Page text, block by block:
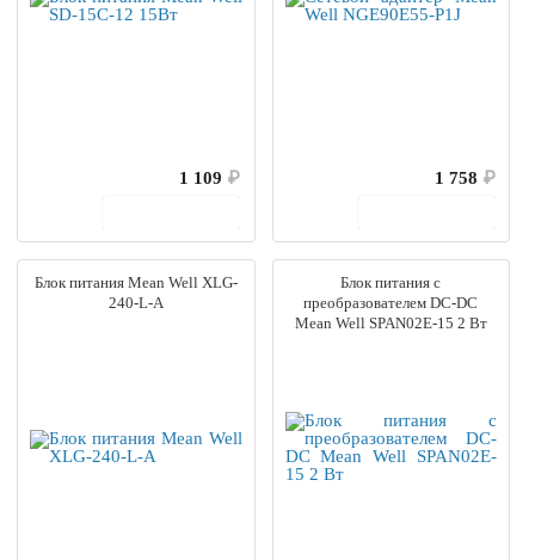
1 109 ₽
1 758 ₽
Блок питания Mean Well XLG-
240-L-A
Блок питания с
преобразователем DC-DC
Mean Well SPAN02E-15 2 Вт